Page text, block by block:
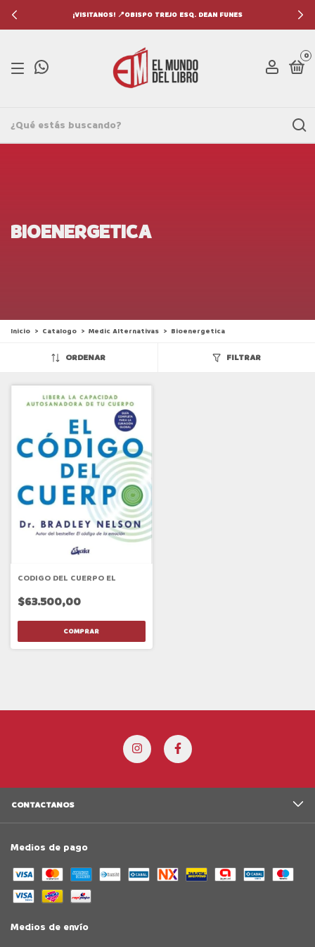
¡VISITANOS! 📍OBISPO TREJO ESQ. DEAN FUNES
0
BIOENERGETICA
Inicio > Catalogo > Medic Alternativas > Bioenergetica
ORDENAR FILTRAR
CODIGO DEL CUERPO EL
$63.500,00
CONTACTANOS
Medios de pago
Medios de envío